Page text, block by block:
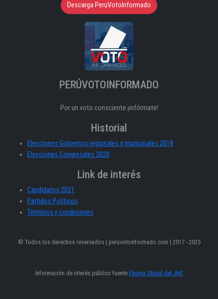
Descarga PeruVotoInformado
PERÚVOTOINFORMADO
Por un voto consciente ¡infórmate!
Historial
Elecciones Gobiernos regionales y municipales 2018
Elecciones Congresales 2020
Link de interés
Candidatos 2021
Partidos Políticos
Términos y condiciones
© Todos los derechos reservados | peruvotoinformado.com | 2017 - 2025
Información de interés público fuente Página Oficial del JNE